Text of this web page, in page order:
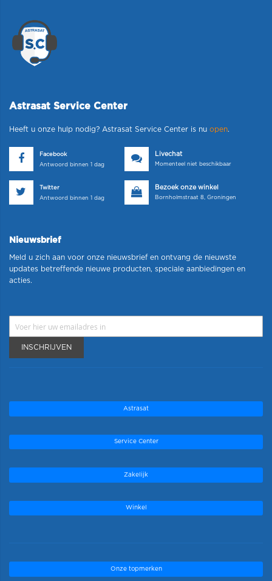
Astrasat Service Center
Heeft u onze hulp nodig? Astrasat Service Center is nu open.
Facebook
Antwoord binnen 1 dag
Livechat
Momenteel niet beschikbaar
Twitter
Antwoord binnen 1 dag
Bezoek onze winkel
Bornholmstraat 8, Groningen
Nieuwsbrief
Meld u zich aan voor onze nieuwsbrief en ontvang de nieuwste
updates betreffende nieuwe producten, speciale aanbiedingen en
acties.
INSCHRIJVEN
Astrasat
Service Center
Zakelijk
Winkel
Onze topmerken